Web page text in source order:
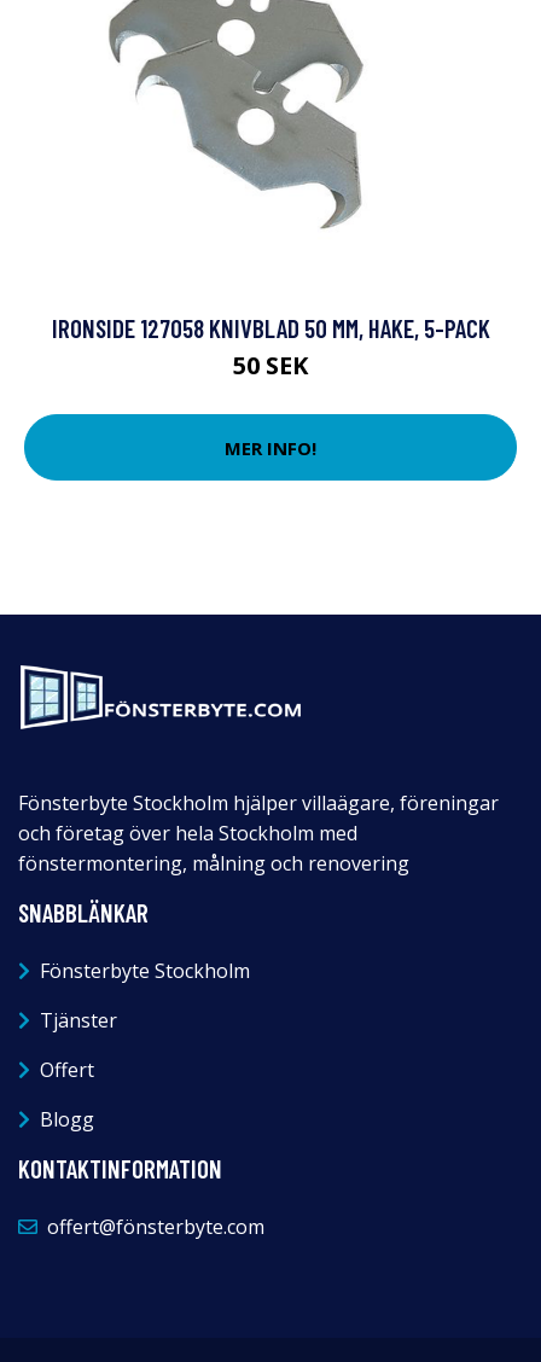
IRONSIDE 127058 KNIVBLAD 50 MM, HAKE, 5-PACK
50 SEK
MER INFO!
Fönsterbyte Stockholm hjälper villaägare, föreningar
och företag över hela Stockholm med
fönstermontering, målning och renovering
SNABBLÄNKAR
Fönsterbyte Stockholm
Tjänster
Offert
Blogg
KONTAKTINFORMATION
offert@fönsterbyte.com